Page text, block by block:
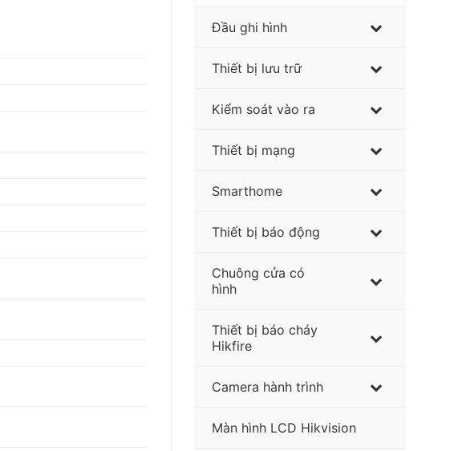
Đầu ghi hình
Thiết bị lưu trữ
Kiểm soát vào ra
Thiết bị mạng
Smarthome
Thiết bị báo động
Chuông cửa có
hình
Thiết bị báo cháy
Hikfire
Camera hành trình
Màn hình LCD Hikvision